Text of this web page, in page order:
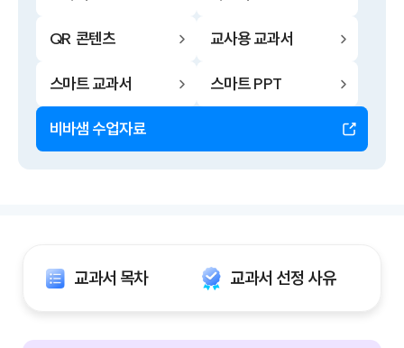
QR 콘텐츠 교사용 교과서
스마트 교과서 스마트 PPT
비바샘 수업자료
교과서 목차 교과서 선정 사유